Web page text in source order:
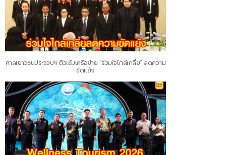
ศาลเยาวชนประจวบฯ ติวเข้มเครือข่าย “ร่วมใจไกล่เกลี่ย” ลดความ
ขัดแย้ง